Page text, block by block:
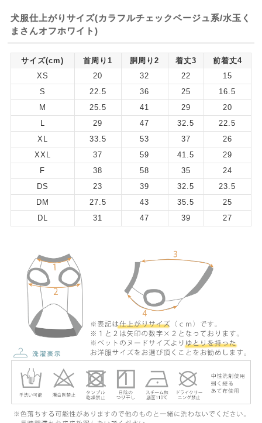
犬服仕上がりサイズ(カラフルチェックベージュ系/水玉く
まさんオフホワイト)
サイズ(cm) 首周り1 胴周り2 着丈3
前着丈4
XS
20 32 22
15
S
22.5 36 25
16.5
M
25.5 41 29
20
L
29 47 32.5
22.5
XL
33.5 53 37
26
XXL
37 59 41.5
29
F
38 58 35
24
DS
23 39 32.5
23.5
DM
27.5 43 35.5
25
DL
31 47 39 27